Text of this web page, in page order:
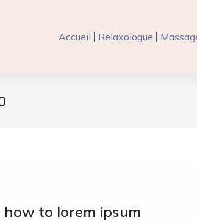
Accueil Relaxologue
how to lorem ipsum